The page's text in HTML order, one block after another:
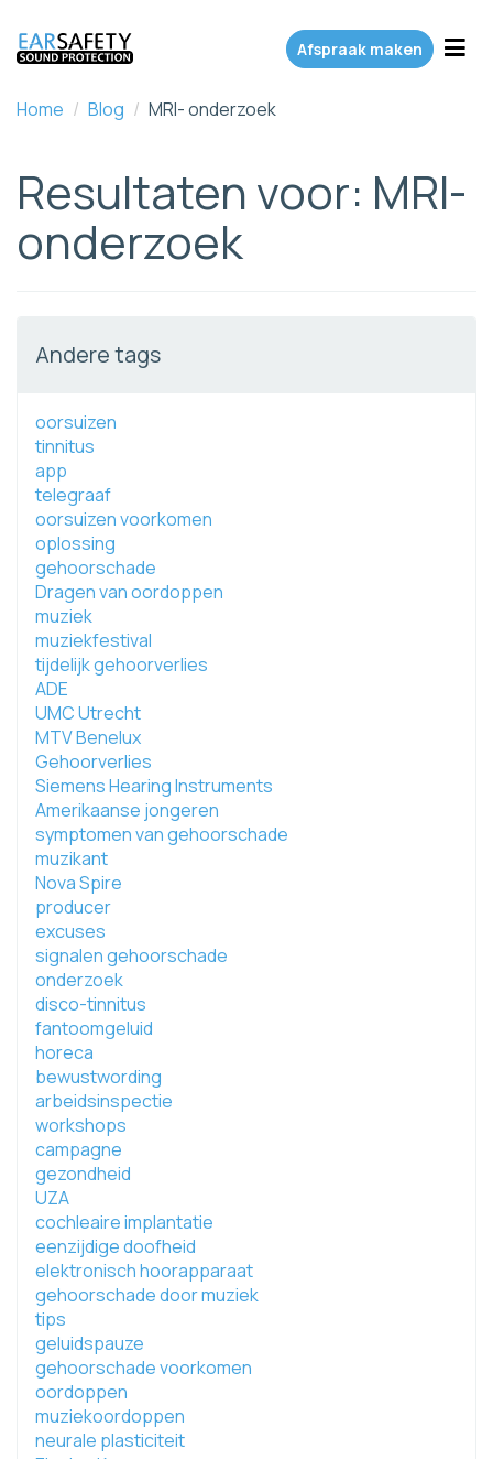
Afspraak maken
Home / Blog / MRI- onderzoek
Resultaten voor: MRI-
onderzoek
Andere tags
oorsuizen
tinnitus
app
telegraaf
oorsuizen voorkomen
oplossing
gehoorschade
Dragen van oordoppen
muziek
muziekfestival
tijdelijk gehoorverlies
ADE
UMC Utrecht
MTV Benelux
Gehoorverlies
Siemens Hearing Instruments
Amerikaanse jongeren
symptomen van gehoorschade
muzikant
Nova Spire
producer
excuses
signalen gehoorschade
onderzoek
disco-tinnitus
fantoomgeluid
horeca
bewustwording
arbeidsinspectie
workshops
campagne
gezondheid
UZA
cochleaire implantatie
eenzijdige doofheid
elektronisch hoorapparaat
gehoorschade door muziek
tips
geluidspauze
gehoorschade voorkomen
oordoppen
muziekoordoppen
neurale plasticiteit